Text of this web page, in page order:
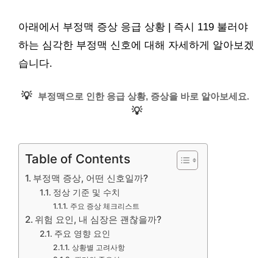
아래에서 부정맥 증상 응급 상황 | 즉시 119 불러야
하는 심각한 부정맥 신호에 대해 자세하게 알아보겠
습니다.
💡 부정맥으로 인한 응급 상황, 증상을 바로 알아보세요.
💡
Table of Contents
부정맥 증상, 어떤 신호일까?
정상 기준 및 수치
주요 증상 체크리스트
위험 요인, 내 심장은 괜찮을까?
주요 영향 요인
상황별 고려사항